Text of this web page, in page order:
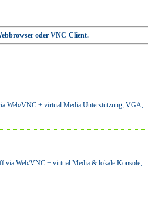
oder VNC-Client.
Web/VNC + virtual Media Unterstützung, VGA,
Web/VNC + virtual Media & lokale Konsole,